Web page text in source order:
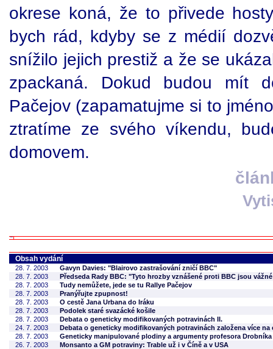
okrese koná, že to přivede
bych rád, kdyby se z médií
snížilo jejich prestiž a že se
zpackaná. Dokud budou mít
Pačejov (zapamatujme si to
ztratíme ze svého víkendu,
domovem.
Obsah vydání
28. 7. 2003
Gavyn Davies: "Blairovo zastrašování zničí BBC"
28. 7. 2003
Předseda Rady BBC: "Tyto hrozby vznášené proti BBC jsou
28. 7. 2003
Tudy nemůžete, jede se tu Rallye Pačejov
28. 7. 2003
Pranýřujte zpupnost!
28. 7. 2003
O cestě Jana Urbana do Iráku
28. 7. 2003
Podolek staré svazácké košile
28. 7. 2003
Debata o geneticky modifikovaných potravinách II.
24. 7. 2003
Debata o geneticky modifikovaných potravinách založena více na
28. 7. 2003
Geneticky manipulované plodiny a argumenty profesora Drobníka
26. 7. 2003
Monsanto a GM potraviny: Trable už i v Číně a v USA